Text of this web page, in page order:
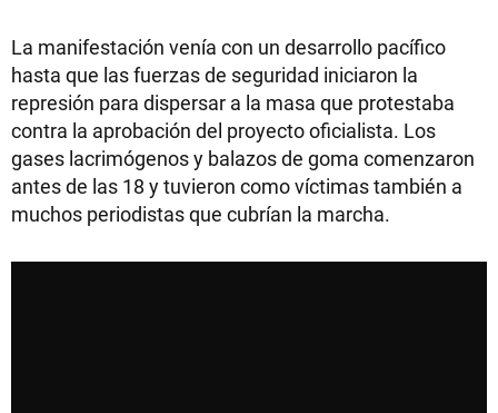
La manifestación venía con un desarrollo pacífico
hasta que las fuerzas de seguridad iniciaron la
represión para dispersar a la masa que protestaba
contra la aprobación del proyecto oficialista. Los
gases lacrimógenos y balazos de goma comenzaron
antes de las 18 y tuvieron como víctimas también a
muchos periodistas que cubrían la marcha.